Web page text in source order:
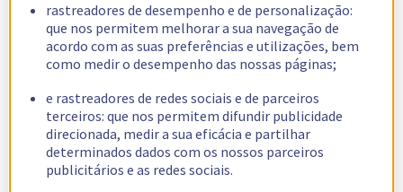
rastreadores de desempenho e de personalização:
que nos permitem melhorar a sua navegação de
acordo com as suas preferências e utilizações, bem
como medir o desempenho das nossas páginas;
e rastreadores de redes sociais e de parceiros
terceiros: que nos permitem difundir publicidade
direcionada, medir a sua eficácia e partilhar
determinados dados com os nossos parceiros
publicitários e as redes sociais.